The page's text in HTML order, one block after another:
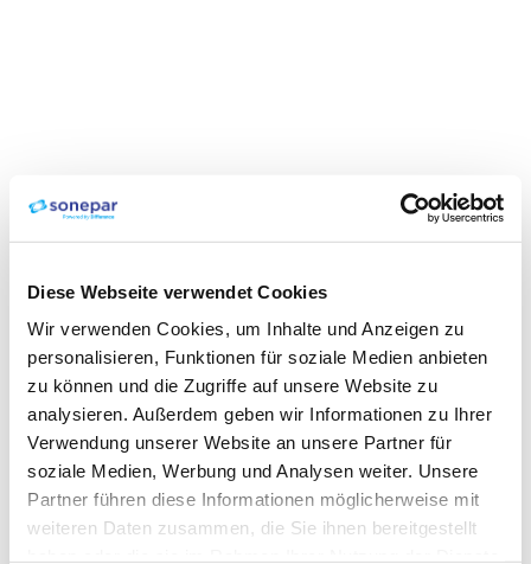
Diese Webseite verwendet Cookies
Wir verwenden Cookies, um Inhalte und Anzeigen zu
personalisieren, Funktionen für soziale Medien anbieten
zu können und die Zugriffe auf unsere Website zu
analysieren. Außerdem geben wir Informationen zu Ihrer
Verwendung unserer Website an unsere Partner für
soziale Medien, Werbung und Analysen weiter. Unsere
Partner führen diese Informationen möglicherweise mit
weiteren Daten zusammen, die Sie ihnen bereitgestellt